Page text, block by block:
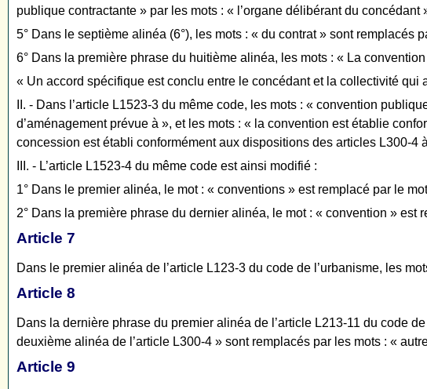
publique contractante » par les mots : « l’organe délibérant du
5° Dans le septième alinéa (6°), les mots : « du contrat » sont remplacés
6° Dans la première phrase du huitième alinéa, les mots : « La
« Un accord spécifique est conclu entre le concédant et la collectivité qui
II. - Dans l’article L1523-3 du même code, les mots : « convention
d’aménagement prévue à », et les mots : « la convention est établie
concession est établi conformément aux dispositions des articles L300-4
III. - L’article L1523-4 du même code est ainsi modifié :
1° Dans le premier alinéa, le mot : « conventions » est remplacé par le
2° Dans la première phrase du dernier alinéa, le mot : « convention » est
Article 7
Dans le premier alinéa de l’article L123-3 du code de l’urbanisme, les
Article 8
Dans la dernière phrase du premier alinéa de l’article L213-11 du code
deuxième alinéa de l’article L300-4 » sont remplacés par les mots : «
Article 9